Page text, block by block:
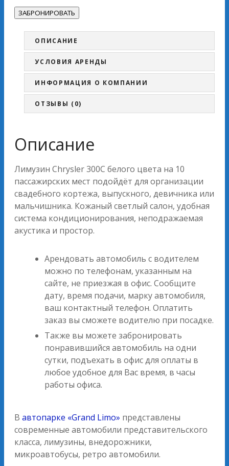
ОПИСАНИЕ
УСЛОВИЯ АРЕНДЫ
ИНФОРМАЦИЯ О КОМПАНИИ
ОТЗЫВЫ (0)
Описание
Лимузин Chrysler 300C белого цвета на 10
пассажирских мест подойдёт для организации
свадебного кортежа, выпускного, девичника или
мальчишника. Кожаный светлый салон, удобная
система кондиционирования, неподражаемая
акустика и простор.
Арендовать автомобиль с водителем
можно по телефонам, указанным на
сайте, не приезжая в офис. Сообщите
дату, время подачи, марку автомобиля,
ваш контактный телефон. Оплатить
заказ вы сможете водителю при посадке.
Также вы можете забронировать
понравившийся автомобиль на одни
сутки, подъехать в офис для оплаты в
любое удобное для Вас время, в часы
работы офиса.
В автопарке «Grand Limo» представлены
современные автомобили представительского
класса, лимузины, внедорожники,
микроавтобусы, ретро автомобили.